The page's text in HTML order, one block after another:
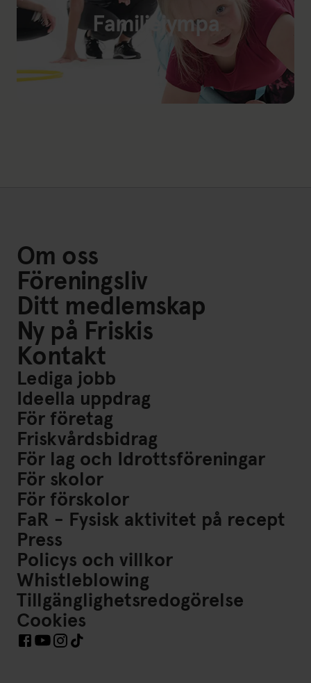
Familjejympa
Om oss
Föreningsliv
Ditt medlemskap
Ny på Friskis
Kontakt
Lediga jobb
Ideella uppdrag
För företag
Friskvårdsbidrag
För lag och Idrottsföreningar
För skolor
För förskolor
FaR - Fysisk aktivitet på recept
Press
Policys och villkor
Whistleblowing
Tillgänglighetsredogörelse
Cookies